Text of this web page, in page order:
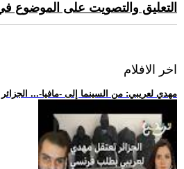
التعليق والتصويت على الموضوع
اخر الافلام
.. مهدي لعريبي: من السينما إلى -مافيا-...